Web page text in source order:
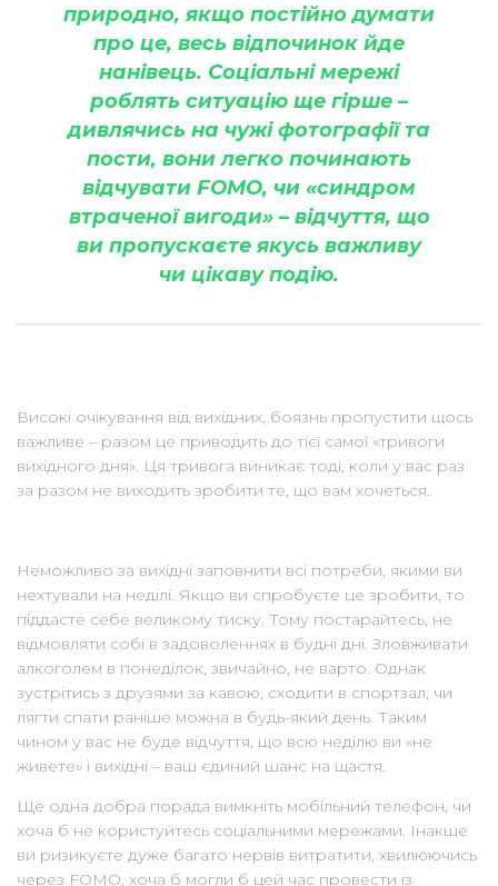
природно, якщо постійно думати
про це, весь відпочинок йде
нанівець. Соціальні мережі
роблять ситуацію ще гірше –
дивлячись на чужі фотографії та
пости, вони легко починають
відчувати FOMO, чи «синдром
втраченої вигоди» – відчуття, що
ви пропускаєте якусь важливу
чи цікаву подію.
Високі очікування від вихідних, боязнь пропустити щось
важливе – разом це приводить до тієї самої «тривоги
вихідного дня». Ця тривога виникає тоді, коли у вас раз
за разом не виходить зробити те, що вам хочеться.
Неможливо за вихідні заповнити всі потреби, якими ви
нехтували на неділі. Якщо ви спробуєте це зробити, то
піддасте себе великому тиску. Тому постарайтесь, не
відмовляти собі в задоволеннях в будні дні. Зловживати
алкоголем в понеділок, звичайно, не варто. Однак
зустрітись з друзями за кавою, сходити в спортзал, чи
лягти спати раніше можна в будь-який день. Таким
чином у вас не буде відчуття, що всю неділю ви «не
живете» і вихідні – ваш єдиний шанс на щастя.
Ще одна добра порада вимкніть мобільний телефон, чи
хоча б не користуйтесь соціальними мережами. Інакше
ви ризикуєте дуже багато нервів витратити, хвилюючись
через FOMO, хоча б могли б цей час провести із